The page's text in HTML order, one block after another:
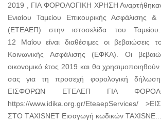
2019 , ΓΙΑ ΦΟΡΟΛΟΓΙΚΗ ΧΡΗΣΗ Αναρτήθηκαν
Ενιαίου Ταμείου Επικουρικής Ασφάλισης
(ΕΤΕΑΕΠ) στην ιστοσελίδα του
12 Μαΐου είναι διαθέσιμες οι βεβαιώσεις
Κοινωνικής Ασφάλισης (ΕΦΚΑ). Οι
οικονομικό έτος 2019 και θα
σας για τη προσεχή φορολογική
ΕΙΣΦΟΡΩΝ ΕΤΕΑΕΠ ΓΙΑ
https://www.idika.org.gr/EteaepServices/
ΣΤΟ ΤAXISNET Εισαγωγή κωδικών TAXISNE...